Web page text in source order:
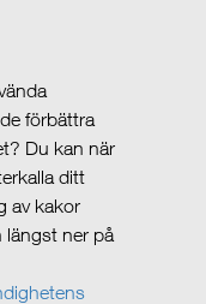
förbättra
Du kan när
ditt
av kakor
längst ner på